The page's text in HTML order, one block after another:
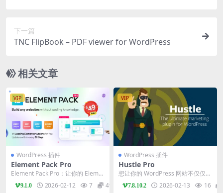
下一篇
TNC FlipBook – PDF viewer for WordPress
相关文章
VIP
WordPress 插件
Element Pack Pro
Element Pack Pro：让你的 Eleme
ntor 网站如虎添翼的终极...
9.1.0 2026-02-12 7 49
VIP
WordPress 插件
Hustle Pro
想让你的 WordPress 网站不仅仅是
一个展示页面，而是一个“获客机器”
吗？...7.8.10.2 2026-02-13 16